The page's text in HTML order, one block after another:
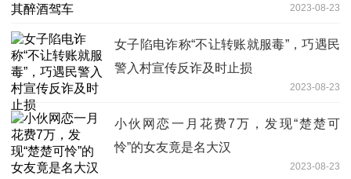
2023-08-23
女子陷电诈称“不让转账就服毒”，巧遇民
警入村宣传反诈及时止损
2023-08-23
小伙网恋一月花费7万，发现“楚楚可
怜”的女友竟是名大汉
2023-08-23